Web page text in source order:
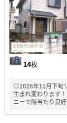
14枚
◎2026年10月下旬
生まれ変わります
ニーで陽当たり良好